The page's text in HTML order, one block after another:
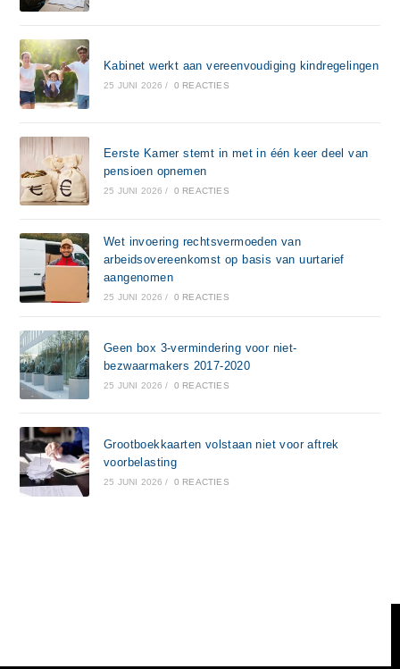
Kabinet werkt aan vereenvoudiging kindregelingen
25 JUNI 2026 / 0 REACTIES
Eerste Kamer stemt in met in één keer deel van
pensioen opnemen
25 JUNI 2026 / 0 REACTIES
Wet invoering rechtsvermoeden van
arbeidsovereenkomst op basis van uurtarief
aangenomen
25 JUNI 2026 / 0 REACTIES
Geen box 3-vermindering voor niet-
bezwaarmakers 2017-2020
25 JUNI 2026 / 0 REACTIES
Grootboekkaarten volstaan niet voor aftrek
voorbelasting
25 JUNI 2026 / 0 REACTIES